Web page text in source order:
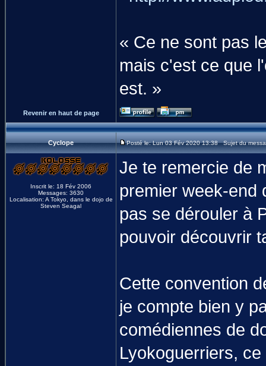
« Ce ne sont pas
mais c'est ce que
est. »
Revenir en haut de page
Cyclope Posté le: Lun 03 Fév 2020 13:38 Sujet du
Inscrit le: 18 Fév 2006
Messages: 3630
Localisation: A Tokyo, dans le dojo de
Steven Seagal
Je te remercie de
premier week-end
pas se dérouler à
pouvoir découvrir
Cette convention
je compte bien y
comédiennes de
Lyokoguerriers,